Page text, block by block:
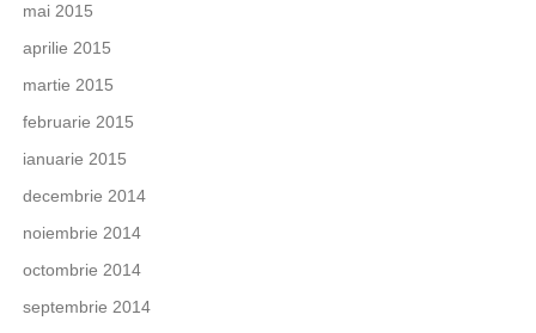
mai 2015
aprilie 2015
martie 2015
februarie 2015
ianuarie 2015
decembrie 2014
noiembrie 2014
octombrie 2014
septembrie 2014